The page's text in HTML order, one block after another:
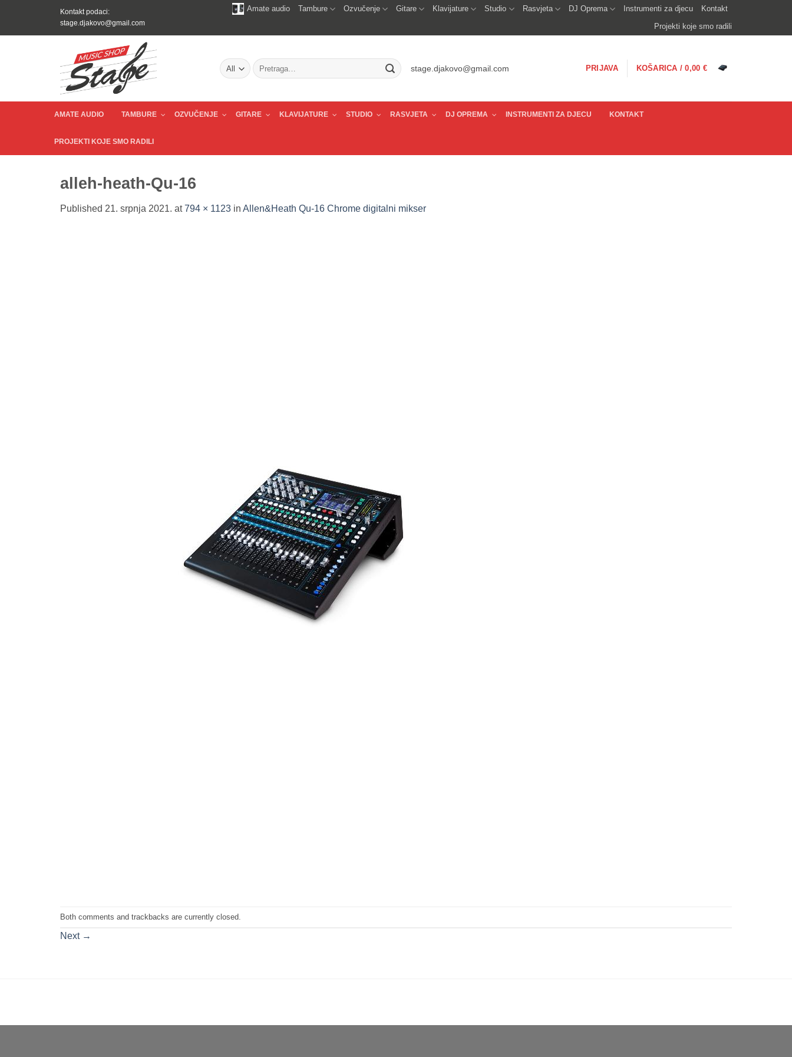
content
Kontakt podaci:
stage.djakovo@gmail.com
Amate audio Tambure Ozvučenje Gitare Klavijature Studio Rasvjeta DJ Oprema Instrumenti za djecu
Kontakt
Projekti koje smo radili
Pretraži:
stage.djakovo@gmail.com PRIJAVA KOŠARICA /0,00 €
AMATE AUDIO TAMBURE OZVUČENJE GITARE KLAVIJATURE STUDIO RASVJETA DJ OPREMA INSTRUMENTI ZA DJECU KONTAKT
PROJEKTI KOJE SMO RADILI
alleh-heath-Qu-16
Published 21. srpnja 2021. at794 × 1123 in Allen&Heath Qu-16 Chrome digitalni mikser
Both comments and trackbacks are currently closed.
Next →